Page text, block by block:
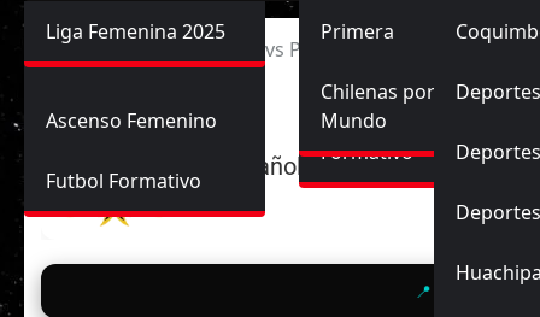
Sub-20
Sub-17
Futbol Nacional
Primera
Ascenso
Formativo
Futbol Internacional
Chilenas por el
Mundo
Ascenso
Primera División
Femenina
Liga Femenina 2025
Ascenso Femenino
Futbol Formativo
Inicio Unión Española vs Palestino
U. Española
📍 Santa Laura